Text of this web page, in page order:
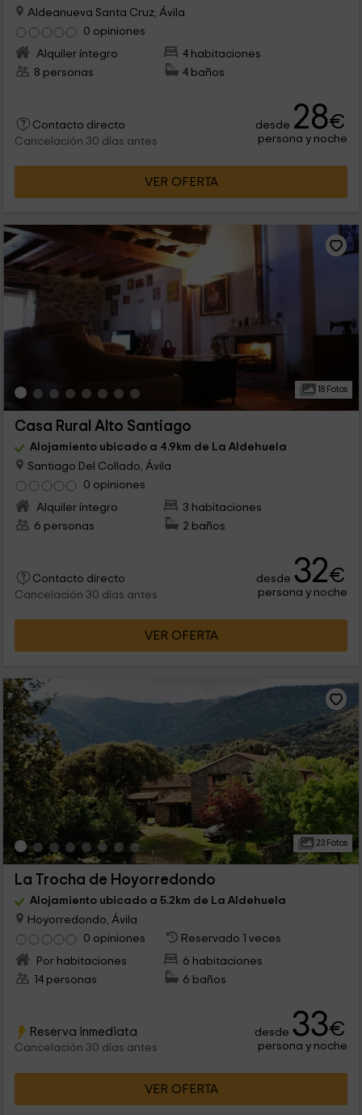
Aldeanueva Santa Cruz, Ávila
0 opiniones
Alquiler íntegro
4 habitaciones
8 personas
4 baños
Contacto directo
Cancelación 30 días antes
desde 28€
persona y noche
VER OFERTA
18 Fotos
Casa Rural Alto Santiago
Alojamiento ubicado a 4.9km de La Aldehuela
Santiago Del Collado, Ávila
0 opiniones
Alquiler íntegro
3 habitaciones
6 personas
2 baños
Contacto directo
Cancelación 30 días antes
desde 32€
persona y noche
VER OFERTA
23 Fotos
La Trocha de Hoyorredondo
Alojamiento ubicado a 5.2km de La Aldehuela
Hoyorredondo, Ávila
0 opiniones
Reservado 1 veces
Por habitaciones
6 habitaciones
14 personas
6 baños
Reserva inmediata
Cancelación 30 días antes
desde 33€
persona y noche
VER OFERTA